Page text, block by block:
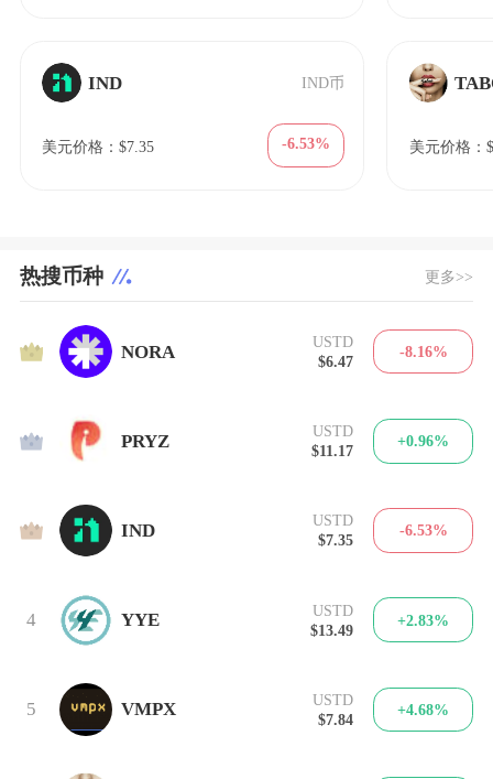
IND IND币
美元价格：$7.35 -6.53% 美元价格：
热搜币种 更多>>
1 NORA
USTD
$6.47
-8.16%
2 PRYZ
USTD
$11.17
+0.96%
3 IND
USTD
$7.35
-6.53%
4 YYE
USTD
$13.49
+2.83%
5 VMPX
USTD
$7.84
+4.68%